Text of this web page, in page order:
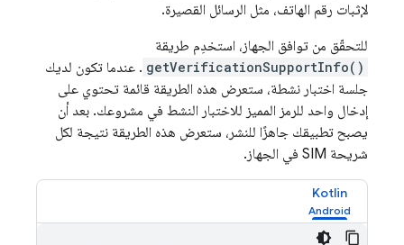
لإثبات رقم الهاتف، مثل الرسائل القصيرة.
للتحقّق من توافق الجهاز، استخدِم طريقة
getVerificationSupportInfo() . عندما تكون لديك
جلسة اختبار نشطة، ستعرض هذه الطريقة قائمة تحتوي على
إدخال واحد للرمز المميز للاختبار النشط في مشروعك. بعد أن
يصبح تطبيقك جاهزًا للنشر، ستعرض هذه الطريقة نتيجة لكل
شريحة SIM في الجهاز.
Kotlin